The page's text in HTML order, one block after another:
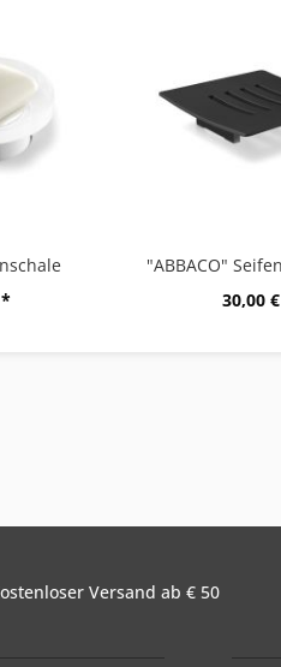
*
30,00
Versand ab € 50